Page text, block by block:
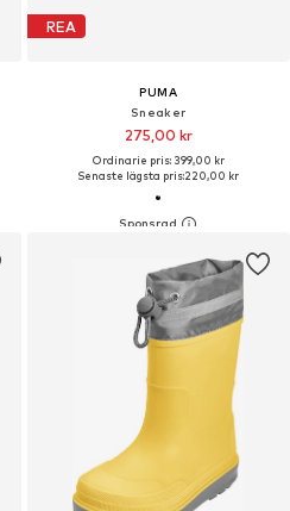
REA
PUMA
Sneaker
275,00 kr
Ordinarie pris: 399,00 kr
Senaste lägsta pris:220,00 kr